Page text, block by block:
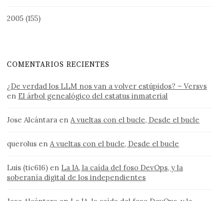
2005 (155)
COMENTARIOS RECIENTES
¿De verdad los LLM nos van a volver estúpidos? – Versvs
en El árbol genealógico del estatus inmaterial
Jose Alcántara enA vueltas con el bucle, Desde el bucle
querolus enA vueltas con el bucle, Desde el bucle
Luis (tic616) en La IA, la caída del foso DevOps, y la
soberanía digital de los independientes